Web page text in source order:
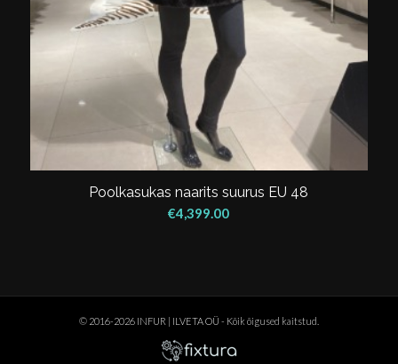
Poolkasukas naarits suurus EU 48
€4,399.00
© 2016-2026 INFUR | ILVETA OÜ - Kõik õigused kaitstud.